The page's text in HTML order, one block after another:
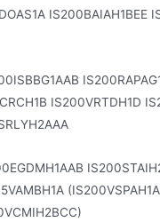
IS200BAIAH1BEE
IS200VRTDH1D